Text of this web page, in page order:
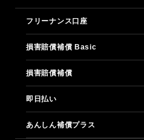
フリーナンス口座
損害賠償補償 Basic
損害賠償補償
即日払い
あんしん補償プラス